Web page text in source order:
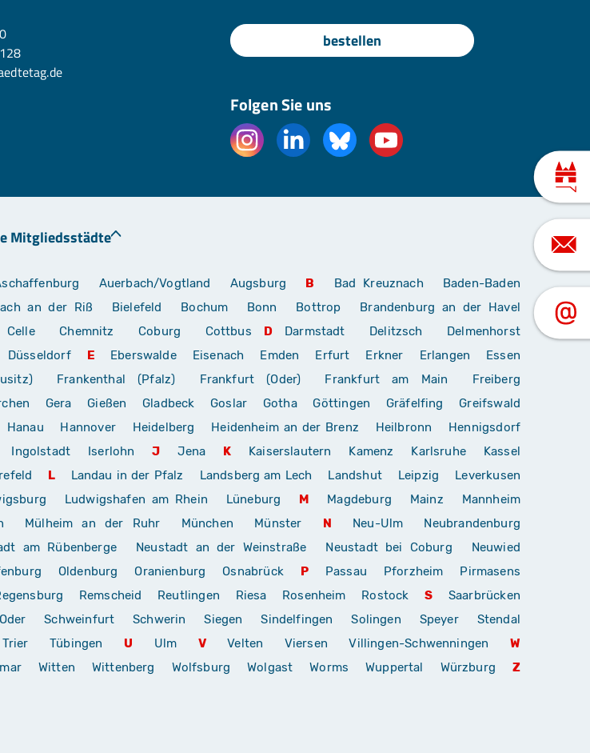
bestellen
Folgen Sie uns
Mitgliedsstädte
Auerbach/Vogtland Augsburg B Bad Kreuznach
Baden-Baden
an der Riß Bielefeld Bochum Bonn Bottrop
Brandenburg an der Havel
Celle Chemnitz Coburg Cottbus D Darmstadt Delitzsch
Delmenhorst
Düsseldorf E Eberswalde Eisenach Emden Erfurt Erkner Erlangen
Essen
Frankenthal (Pfalz) Frankfurt (Oder) Frankfurt am Main
Freiberg
Gera Gießen Gladbeck Goslar Gotha Göttingen Gräfelfing
Greifswald
Hanau Hannover Heidelberg Heidenheim an der Brenz Heilbronn
Hennigsdorf
Ingolstadt Iserlohn J Jena K Kaiserslautern Kamenz Karlsruhe
Kassel
L Landau in der Pfalz Landsberg am Lech Landshut Leipzig
Leverkusen
Ludwigshafen am Rhein Lüneburg M Magdeburg Mainz
Mannheim
Mülheim an der Ruhr München Münster N Neu-Ulm
Neubrandenburg
am Rübenberge Neustadt an der Weinstraße Neustadt bei Coburg
Neuwied
Oldenburg Oranienburg Osnabrück P Passau Pforzheim
Pirmasens
Remscheid Reutlingen Riesa Rosenheim Rostock S
Saarbrücken
Schweinfurt Schwerin Siegen Sindelfingen Solingen Speyer
Stendal
Trier Tübingen U Ulm V Velten Viersen Villingen-Schwenningen
W
Witten Wittenberg Wolfsburg Wolgast Worms Wuppertal Würzburg
Z